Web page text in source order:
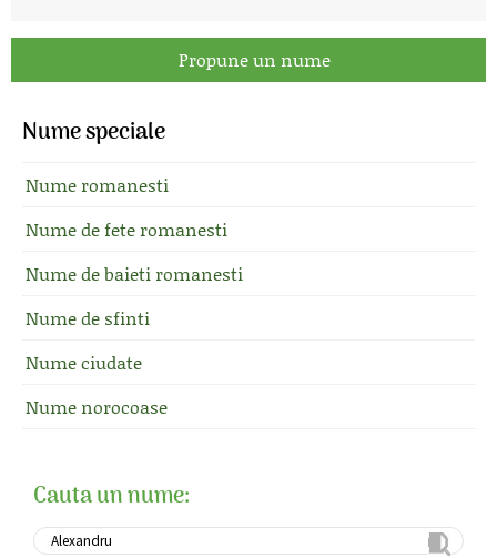
Propune un nume
Nume speciale
Nume romanesti
Nume de fete romanesti
Nume de baieti romanesti
Nume de sfinti
Nume ciudate
Nume norocoase
Cauta un nume: